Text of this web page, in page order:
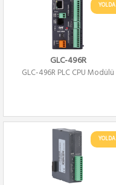
YOLDA
GLC-496R
GLC-496R PLC CPU Modülü
YOLDA